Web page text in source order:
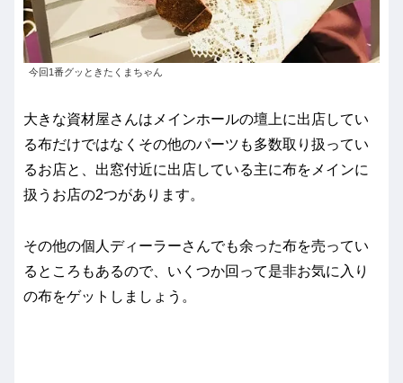
今回1番グッときたくまちゃん
大きな資材屋さんはメインホールの壇上に出店してい
る布だけではなくその他のパーツも多数取り扱ってい
るお店と、出窓付近に出店している主に布をメインに
扱うお店の2つがあります。
その他の個人ディーラーさんでも余った布を売ってい
るところもあるので、いくつか回って是非お気に入り
の布をゲットしましょう。